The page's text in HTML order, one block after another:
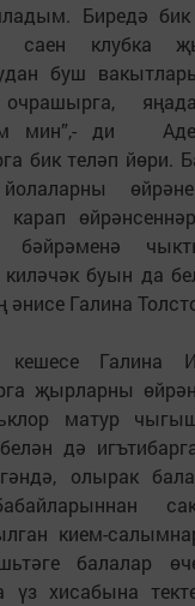
Биредә
саен клубка
буш
мин”,- ди
бик теләп йөри.
йолаларны
карап
бәйрәменә
буын да
Галина
Галина
җырларны
матур
дә
олырак
кием-
балалар
үз хисабына